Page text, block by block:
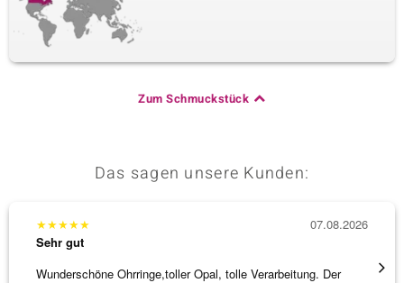
Zum Schmuckstück
Das sagen unsere Kunden:
★★★★★
Sehr gut
Wunderschöne Ohrringe,toller Opal, tolle Verarbeitung. Der
07.08.2026